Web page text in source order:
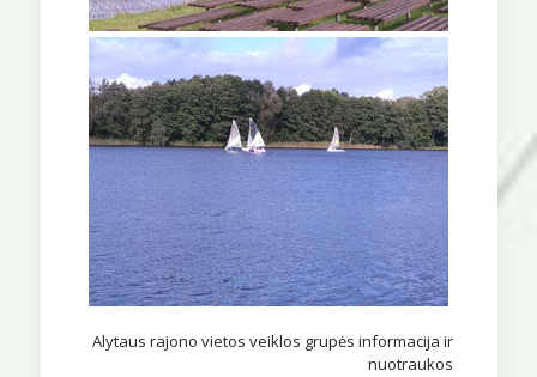
Alytaus rajono vietos veiklos grupės informacija ir
nuotraukos